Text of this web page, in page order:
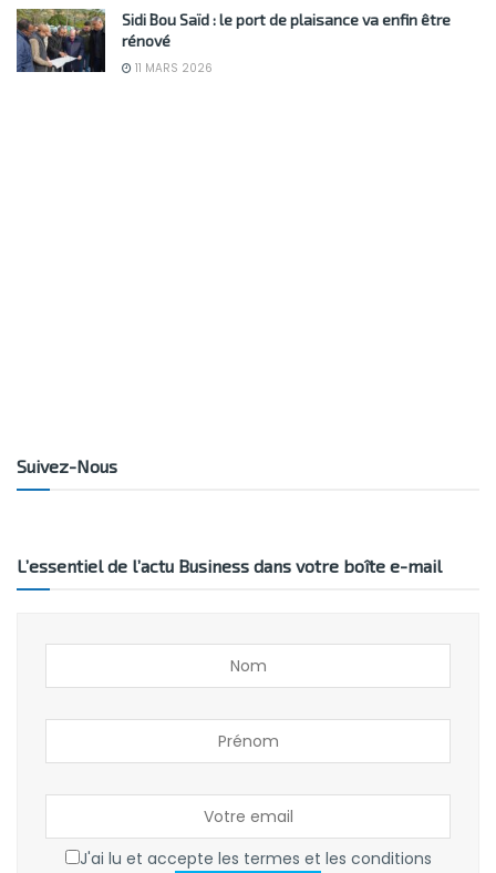
Sidi Bou Saïd : le port de plaisance va enfin être
rénové
11 MARS 2026
Suivez-Nous
L’essentiel de l’actu Business dans votre boîte e-mail
J'ai lu et accepte les termes et les conditions